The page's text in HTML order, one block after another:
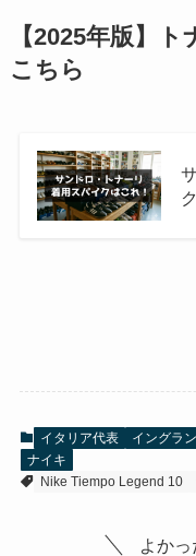
【2025年版】
こちら
イタリア代表 イングラ
ナイキ
Nike Tiempo Legend 10
よかっ